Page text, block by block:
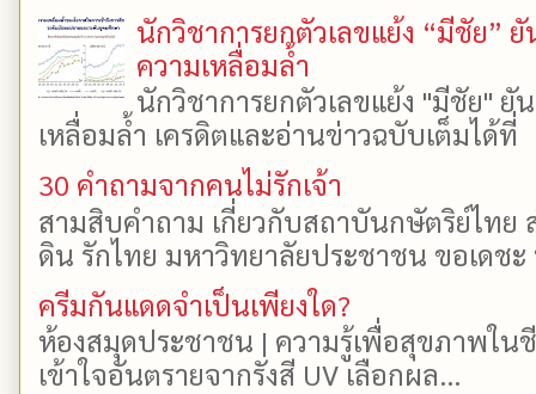
นักวิชาการยกตัวเลขแย้ง “มีชัย”
ความเหลื่อมล้ำ
นักวิชาการยกตัวเลขแย้ง "มีชัย"
เหลื่อมล้ำ เครดิตและอ่านข่าวฉบับเต็มได้
30 คำถามจากคนไม่รักเจ้า
สามสิบคำถาม เกี่ยวกับสถาบันกษัตริย์ไทย
ดิน รักไทย มหาวิทยาลัยประชาชน ขอเดช
ครีมกันแดดจำเป็นเพียงใด?
ห้องสมุดประชาชน | ความรู้เพื่อสุขภาพใน
เข้าใจอันตรายจากรังสี UV เลือกผล...